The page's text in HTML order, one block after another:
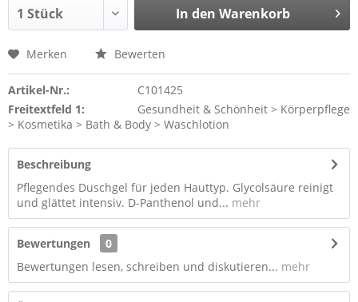
In den Warenkorb
Merken Bewerten
Artikel-Nr.:
C101425
Freitextfeld 1:
Gesundheit & Schönheit > Körperpflege
> Kosmetika > Bath & Body > Waschlotion
Beschreibung
Pflegendes Duschgel für jeden Hauttyp. Glycolsäure reinigt
und glättet intensiv. D-Panthenol und... mehr
Bewertungen
0
Bewertungen lesen, schreiben und diskutieren... mehr